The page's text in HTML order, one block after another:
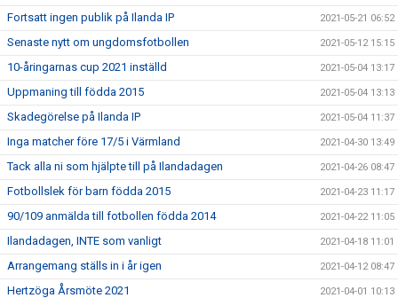
Fortsatt ingen publik på Ilanda IP 2021-05-21 06:52
Senaste nytt om ungdomsfotbollen 2021-05-12 15:15
10-åringarnas cup 2021 inställd 2021-05-04 13:17
Uppmaning till födda 2015 2021-05-04 13:13
Skadegörelse på Ilanda IP 2021-05-04 11:37
Inga matcher före 17/5 i Värmland 2021-04-30 13:49
Tack alla ni som hjälpte till på Ilandadagen 2021-04-26 08:47
Fotbollslek för barn födda 2015 2021-04-23 11:17
90/109 anmälda till fotbollen födda 2014 2021-04-22 11:05
Ilandadagen, INTE som vanligt 2021-04-18 11:01
Arrangemang ställs in i år igen 2021-04-12 08:47
Hertzöga Årsmöte 2021 2021-04-01 10:13